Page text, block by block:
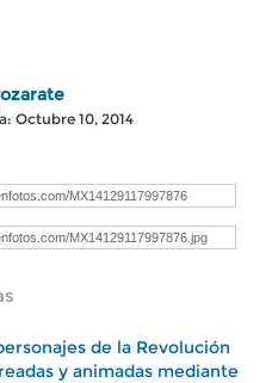
Octubre 10, 2014
de la Revolución
y animadas mediante